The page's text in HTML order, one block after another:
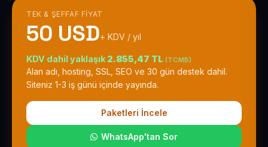
TEK & ŞEFFAF FIYAT
50 USD+ KDV / yıl
KDV dahil yaklaşık 2.855,47 TL (TCMB)
Alan adı, hosting, SSL, SEO ve 30 gün destek dahil.
Siteniz 1-3 iş günü içinde yayında.
Paketleri İncele
WhatsApp'tan Sor